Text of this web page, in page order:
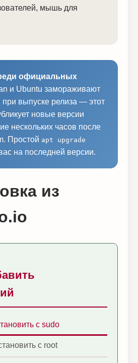
мышь для
официальных
и Ubuntu замораживают
при выпуске релиза — этот
новые версии
нескольких часов после
Простой apt upgrade
на последней версии.
из
с sudo
с root